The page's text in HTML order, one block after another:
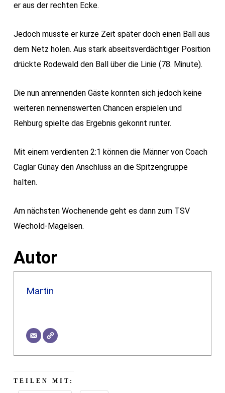
er aus der rechten Ecke.
Jedoch musste er kurze Zeit später doch einen Ball aus
dem Netz holen. Aus stark abseitsverdächtiger Position
drückte Rodewald den Ball über die Linie (78. Minute).
Die nun anrennenden Gäste konnten sich jedoch keine
weiteren nennenswerten Chancen erspielen und
Rehburg spielte das Ergebnis gekonnt runter.
Mit einem verdienten 2:1 können die Männer von Coach
Caglar Günay den Anschluss an die Spitzengruppe
halten.
Am nächsten Wochenende geht es dann zum TSV
Wechold-Magelsen.
Autor
Martin
TEILEN MIT: